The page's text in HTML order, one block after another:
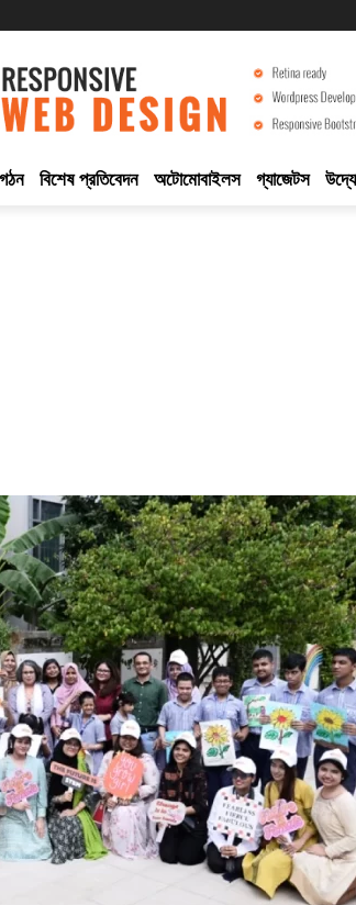
বিশেষ প্রতিবেদন অটোমোবাইলস গ্যাজেটস